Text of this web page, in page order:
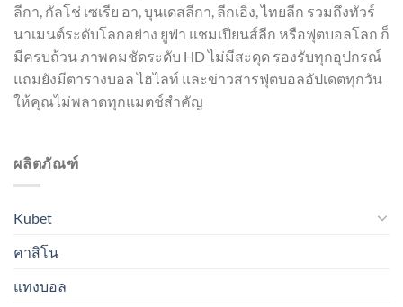
ลีกา, กัลโช่ เซเรีย อา, บุนเดสลีกา, ลีกเอิง, ไทยลีก รวมถึงทัวร์
นาเมนต์ระดับโลกอย่าง ยูฟ่า แชมเปียนส์ลีก หรือฟุตบอลโลก ก็
มีครบถ้วน ภาพคมชัดระดับ HD ไม่มีสะดุด รองรับทุกอุปกรณ์
แถมยังมีตารางบอล ไฮไลท์ และข่าวสารฟุตบอลอัปเดตทุกวัน
ให้คุณไม่พลาดทุกแมตช์สำคัญ
ผลิตภัณฑ์
Kubet
คาสิโน
แทงบอล